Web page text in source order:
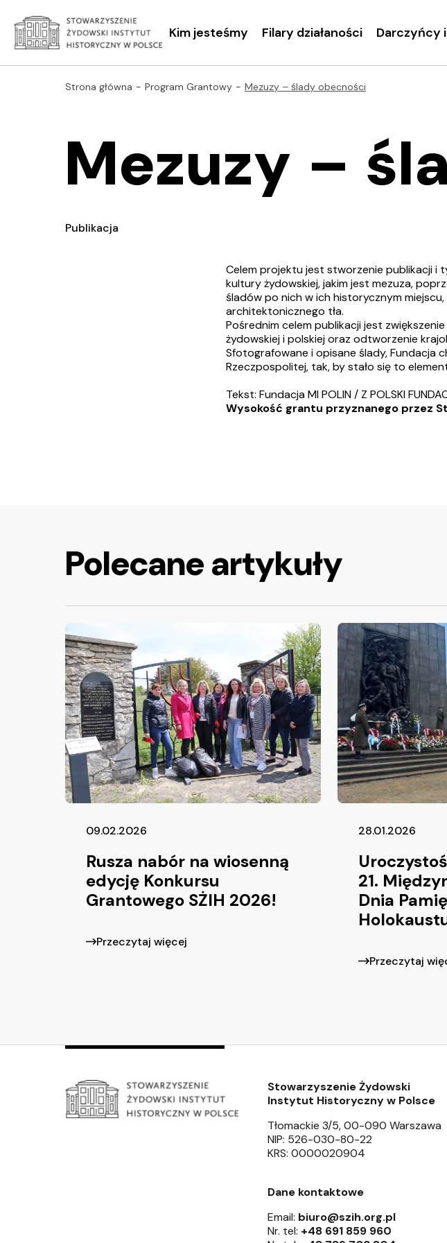
Kim jesteśmy Filary działaności Darczyńcy
Strona główna Program Grantowy Mezuzy – ślady obecności
Mezuzy –
Publikacja
Celem projektu jest stworzenie publikacji i
kultury żydowskiej, jakim jest mezuza,
śladów po nich w ich historycznym
architektonicznego tła.
Pośrednim celem publikacji jest
żydowskiej i polskiej oraz odtworzenie
Sfotografowane i opisane ślady, Fundacja
Rzeczpospolitej, tak, by stało się to
Tekst: Fundacja MI POLIN / Z POLSKI
Wysokość grantu przyznanego przez
Polecane artykuły
09.02.2026
Rusza nabór na wiosenną
edycję Konkursu
Grantowego SŻIH 2026!
Przeczytaj więcej
28.01.2026
21.
Dnia
Przeczytaj
Stowarzyszenie Żydowski
Instytut Historyczny w Polsce
Tłomackie 3/5, 00-090 Warszawa
NIP: 526-030-80-22
KRS: 0000020904
Dane kontaktowe
Email: biuro@szih.org.pl
Nr. tel: +48 691 859 960